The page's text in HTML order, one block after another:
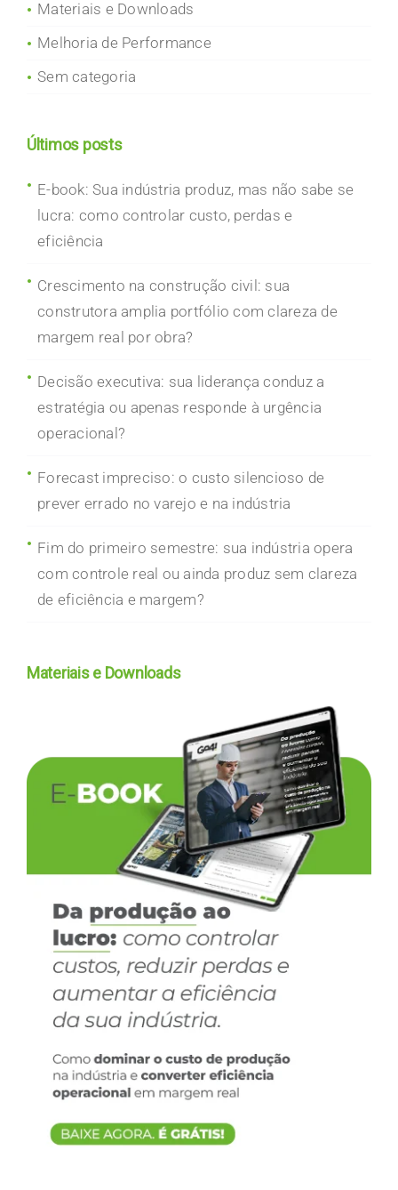
Materiais e Downloads
Melhoria de Performance
Sem categoria
Últimos posts
E-book: Sua indústria produz, mas não sabe se
lucra: como controlar custo, perdas e
eficiência
Crescimento na construção civil: sua
construtora amplia portfólio com clareza de
margem real por obra?
Decisão executiva: sua liderança conduz a
estratégia ou apenas responde à urgência
operacional?
Forecast impreciso: o custo silencioso de
prever errado no varejo e na indústria
Fim do primeiro semestre: sua indústria opera
com controle real ou ainda produz sem clareza
de eficiência e margem?
Materiais e Downloads